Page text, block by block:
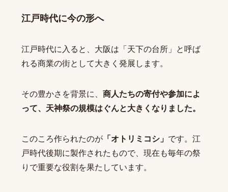
江戸時代に今の形へ
江戸時代に入ると、大阪は「天下の台所」と呼ば
れる商業の街として大きく発展します。
その豊かさを背景に、 商人たちの寄付や参加によ
って、天神祭の規模はぐんと大きくなりました。
このころ作られたのが「オトリミコシ」 です。江
戸時代後期に製作されたもので、現在も毎年の祭
りで重要な役割を果たしています。